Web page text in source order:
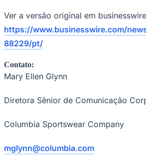
Ver a versão original em
https://www.businesswire.com/
88229/pt/
Contato:
Mary Ellen Glynn
Diretora Sênior de Comunicação
Columbia Sportswear Company
mglynn@columbia.com